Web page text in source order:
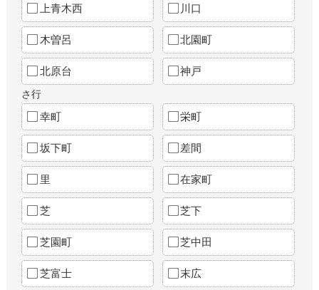
上青木西 川口
木曽呂 北園町
北原台 神戸
さ行
幸町 栄町
坂下町 差間
里 在家町
芝 芝下
芝園町 芝中田
芝富士 末広